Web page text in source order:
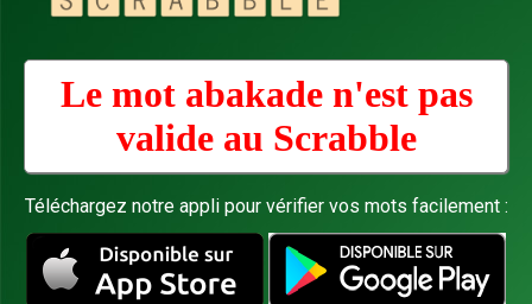
Le mot abakade n'est pas
valide au Scrabble
Téléchargez notre appli pour vérifier vos mots facilement :